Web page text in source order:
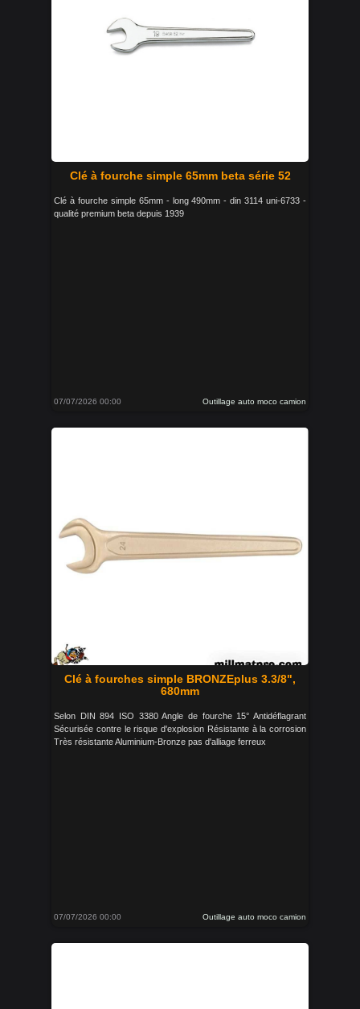
Clé à fourche simple 65mm beta série 52
Clé à fourche simple 65mm - long 490mm - din 3114 uni-6733 -
qualité premium beta depuis 1939
07/07/2026 00:00 Outillage auto moco camion
Clé à fourches simple BRONZEplus 3.3/8",
680mm
Selon DIN 894 ISO 3380 Angle de fourche 15° Antidéflagrant
Sécurisée contre le risque d'explosion Résistante à la corrosion
Très résistante Aluminium-Bronze pas d'alliage ferreux
07/07/2026 00:00 Outillage auto moco camion